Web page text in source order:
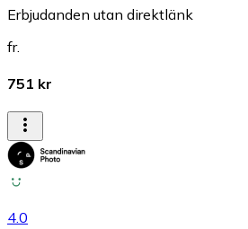
Erbjudanden utan direktlänk
fr.
751 kr
4.0